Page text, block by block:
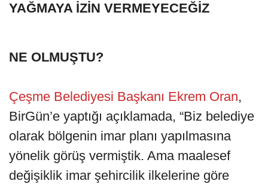
YAĞMAYA İZİN VERMEYECEĞİZ
NE OLMUŞTU?
Çeşme Belediyesi Başkanı Ekrem Oran,
BirGün’e yaptığı açıklamada, “Biz belediye
olarak bölgenin imar planı yapılmasına
yönelik görüş vermiştik. Ama maalesef
değişiklik imar şehircilik ilkelerine göre